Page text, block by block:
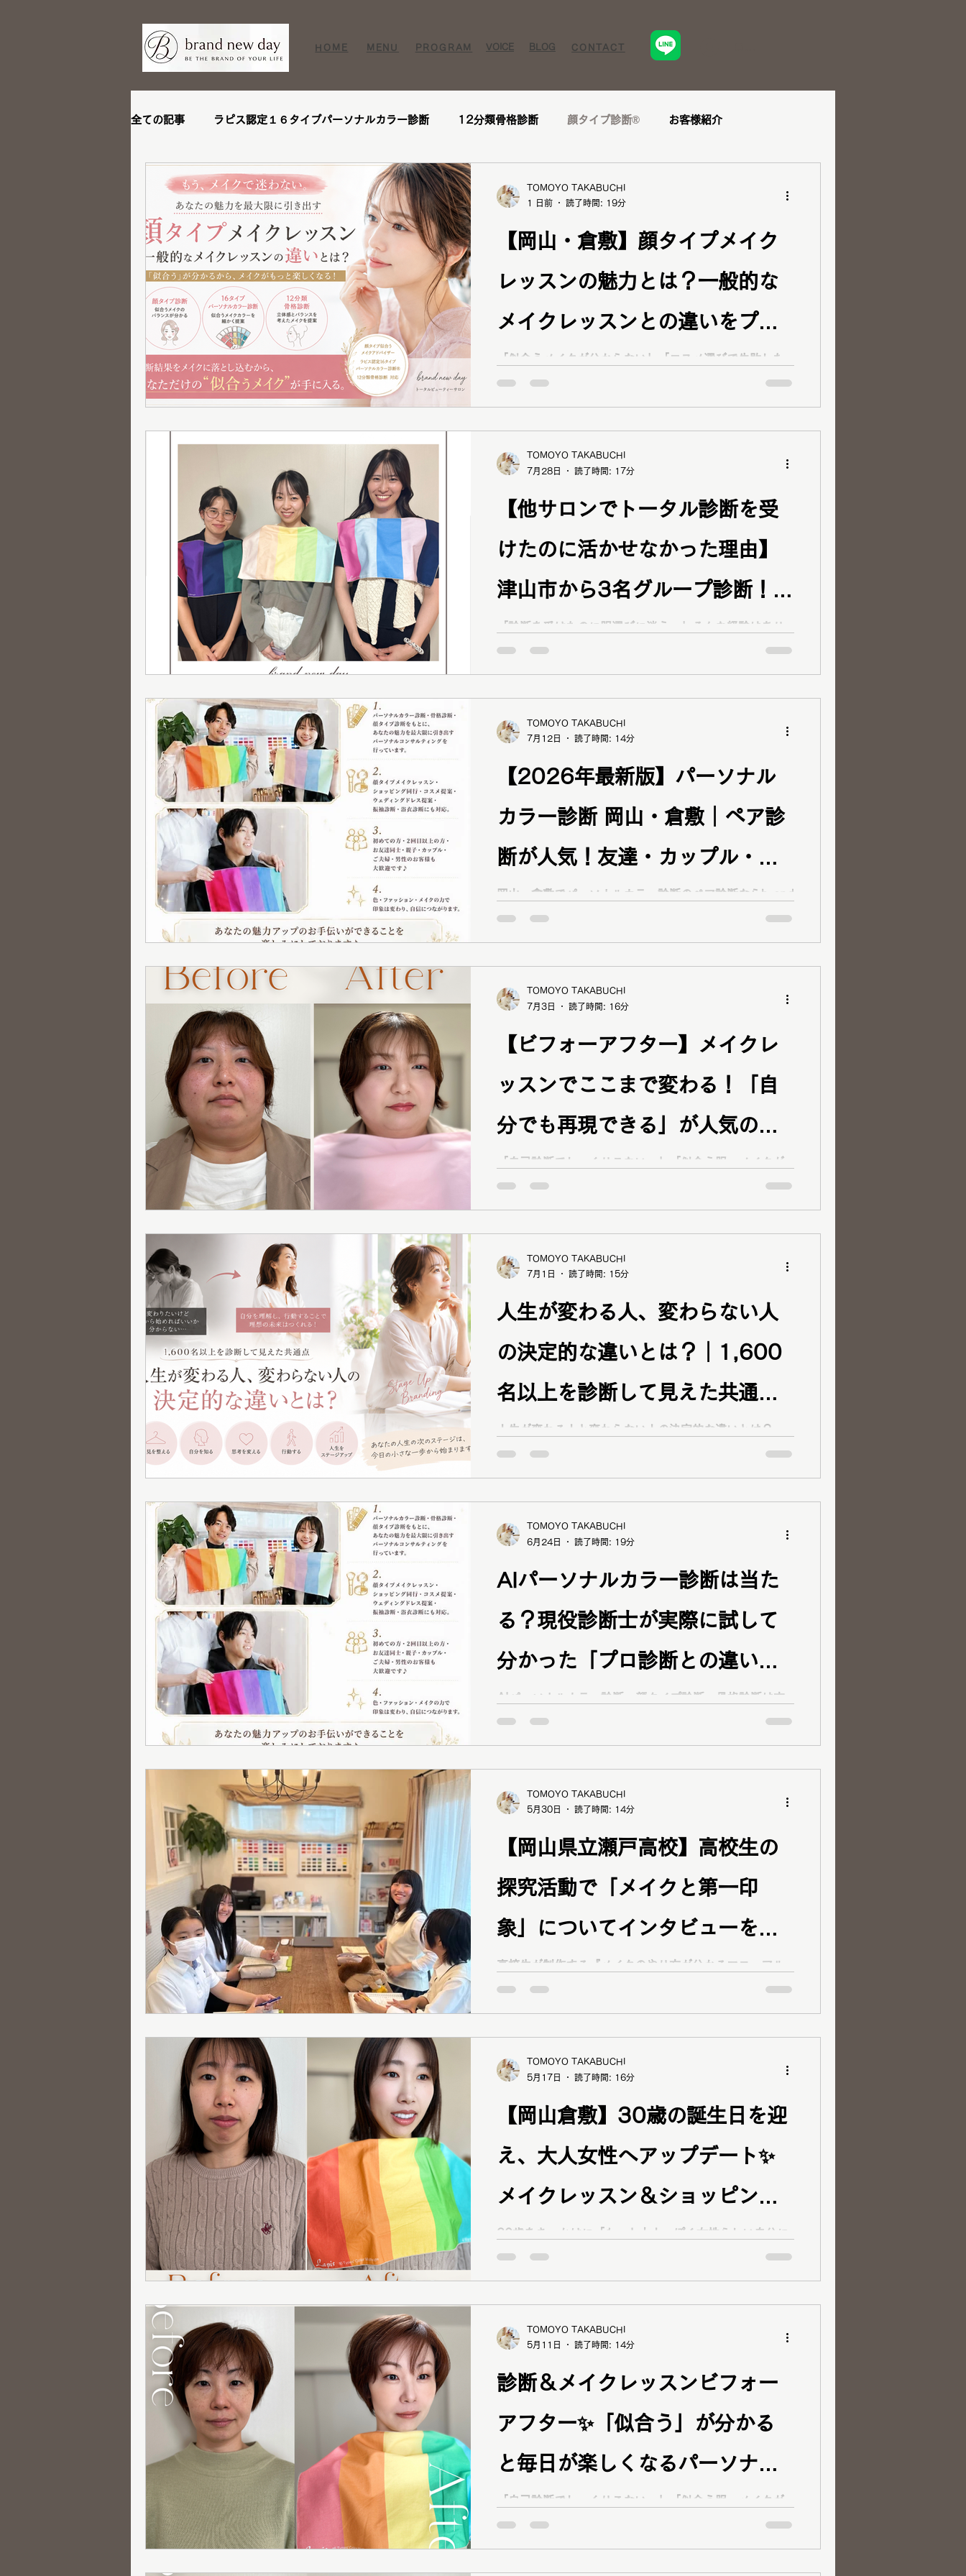
HOME MENU PROGRAM VOICE​ BLOG​​ CONTACT
全ての記事 ラピス認定１６タイプパーソナルカラー診断 12分類骨格診断 顔タイプ診断®️ お客様紹介
ビフォーアフター リピーター様 お客様の感想 口コミ
ステージアップブランディング講座 1DAY垢抜けプレミアムトータル診断・メイクレッスン・ショッピング同行
メイクレッスン トータル診断 パーソナルカラー診断 パーソナルカラー ブライダル ペア診断
グループ診断 骨格診断 顔タイプ診断 ショッピング同行
メニュー紹介 新メニュー ファッションカラー48タイプ診断 コスメ提案 プレゼント
【岡山・倉敷】顔タイプメイク
レッスンの魅力とは？一般的な
メイクレッスンとの違いをプロ
が徹底解説！
「似合うメイクが分からない」「コスメ選びで失敗した
骨格診断をもとに、一人ひとりに似合うメイクをご提案
TOMOYO TAKABUCHI
1 日前
読了時間: 19分
【他サロンでトータル診断を受
けたのに活かせなかった理由】
津山市から3名グループ診断！診
断は「結果」より「活かし方」
が大切です！パーソナルカラー
「診断を受けたのに服選びに迷う…」そんな経験はあり
プ診断®で新たな魅力を発見。診断を毎日のファッション
に活かすポイントをご紹介します。
TOMOYO TAKABUCHI
7月28日
読了時間: 17分
【2026年最新版】パーソナル
カラー診断 岡山・倉敷｜ペア診
断が人気！友達・カップル・親
子で受けるメリットを徹底解説
✨👭 岡山・倉敷でパーソナルカ
岡山・倉敷でパーソナルカラー診断のペア診断ならbrand
断・顔タイプ診断で、お二人の魅力を比較しながら、似
TOMOYO TAKABUCHI
7月12日
読了時間: 14分
【ビフォーアフター】メイクレ
ッスンでここまで変わる！「自
分でも再現できる」が人気のレ
ッスンをご紹介 メイクレッス
ン 岡山・倉敷
「自己診断でしっくりこない…」「似合う服・メイクが
断とメイクレッスンで、自分史上最高の“似合う”を発見
💄 岡山・倉敷でパーソナルカラー診断・骨格診断・顔タ
ださい♪
TOMOYO TAKABUCHI
7月3日
読了時間: 16分
人生が変わる人、変わらない人
の決定的な違いとは？｜1,600
名以上を診断して見えた共通
点 brand new day岡山・倉敷
人生が変わる人と変わらない人の決定的な違いとは？
するために本当に大切なことをお伝えします。
TOMOYO TAKABUCHI
7月1日
読了時間: 15分
AIパーソナルカラー診断は当た
る？現役診断士が実際に試して
分かった「プロ診断との違い」
を徹底検証！
AIパーソナルカラー診断・顔タイプ診断・骨格診断は本
を解説します。AI診断で結果に違和感を感じた理由や、
パーソナルカラー診断で本当に大切なポイントを徹底解
TOMOYO TAKABUCHI
6月24日
読了時間: 19分
【岡山県立瀬戸高校】高校生の
探究活動で「メイクと第一印
象」についてインタビューを受
けました｜brand new day
高校生が制作する『メイクのやり方が分かるマニュアル
活用についてお話しました。
TOMOYO TAKABUCHI
5月30日
読了時間: 14分
【岡山倉敷】30歳の誕生日を迎
え、大人女性へアップデート✨
メイクレッスン＆ショッピング
同行ビフォーアフター パーソ
ナルカラー診断
30歳をきっかけに「もっと大人っぽく女性らしい自分に
イルから、ソフトエレガントらしい上品で洗練されたフ
ァッション・メイクへ。実際の変化をご紹介します💄🛍️
TOMOYO TAKABUCHI
5月17日
読了時間: 16分
診断＆メイクレッスンビフォー
アフター✨「似合う」が分かる
と毎日が楽しくなるパーソナル
カラー診断 岡山倉敷
「自己診断でしっくりこない…」「似合う服・メイクが
断とメイクレッスンで、自分史上最高の“似合う”を発見
TOMOYO TAKABUCHI
5月11日
読了時間: 14分